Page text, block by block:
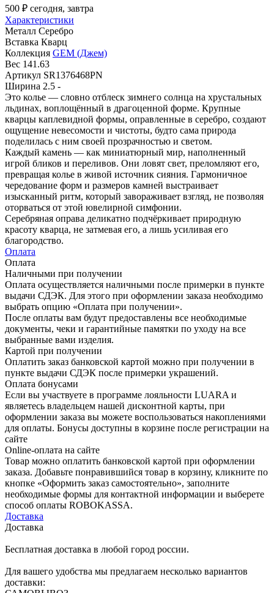
500 ₽ сегодня, завтра
Характеристики
Металл Серебро
Вставка Кварц
Коллекция GEM (Джем)
Вес 141.63
Артикул SR1376468PN
Ширина 2.5 -
Это колье — словно отблеск зимнего солнца на хрустальных
льдинах, воплощённый в драгоценной форме. Крупные
кварцы каплевидной формы, оправленные в серебро, создают
ощущение невесомости и чистоты, будто сама природа
поделилась с ним своей прозрачностью и светом.
Каждый камень — как миниатюрный мир, наполненный
игрой бликов и переливов. Они ловят свет, преломляют его,
превращая колье в живой источник сияния. Гармоничное
чередование форм и размеров камней выстраивает
изысканный ритм, который завораживает взгляд, не позволяя
оторваться от этой ювелирной симфонии.
Серебряная оправа деликатно подчёркивает природную
красоту кварца, не затмевая его, а лишь усиливая его
благородство.
Оплата
Оплата
Наличными при получении
Оплата осуществляется наличными после примерки в пункте
выдачи СДЭК. Для этого при оформлении заказа необходимо
выбрать опцию «Оплата при получении».
После оплаты вам будут предоставлены все необходимые
документы, чеки и гарантийные памятки по уходу на все
выбранные вами изделия.
Картой при получении
Оплатить заказ банковской картой можно при получении в
пункте выдачи СДЭК после примерки украшений.
Оплата бонусами
Если вы участвуете в программе лояльности LUARA и
являетесь владельцем нашей дисконтной карты, при
оформлении заказа вы можете воспользоваться накоплениями
для оплаты. Бонусы доступны в корзине после регистрации на
сайте
Online-оплата на сайте
Товар можно оплатить банковской картой при оформлении
заказа. Добавьте понравившийся товар в корзину, кликните по
кнопке «Оформить заказ самостоятельно», заполните
необходимые формы для контактной информации и выберете
способ оплаты ROBOKASSA.
Доставка
Доставка
Бесплатная доставка в любой город россии.
Для вашего удобства мы предлагаем несколько вариантов
доставки: